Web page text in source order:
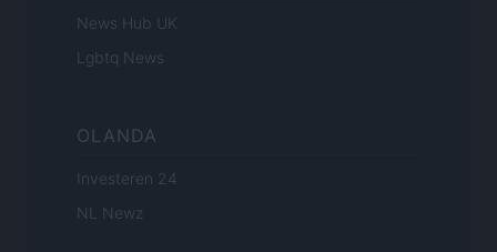
News Hub UK
Lgbtq News
OLANDA
Investeren 24
NL Newz